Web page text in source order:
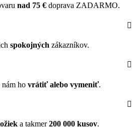
nad 75 € doprava ZADARMO.
spokojných zákazníkov.
nám ho vrátiť alebo vymeniť.
a takmer200 000 kusov.